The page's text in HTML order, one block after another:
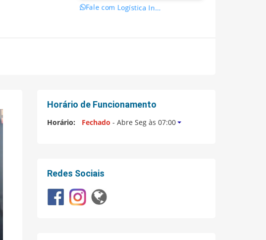
Fale com Logística In...
Horário de Funcionamento
Horário: Fechado - Abre Seg às 07:00
Redes Sociais